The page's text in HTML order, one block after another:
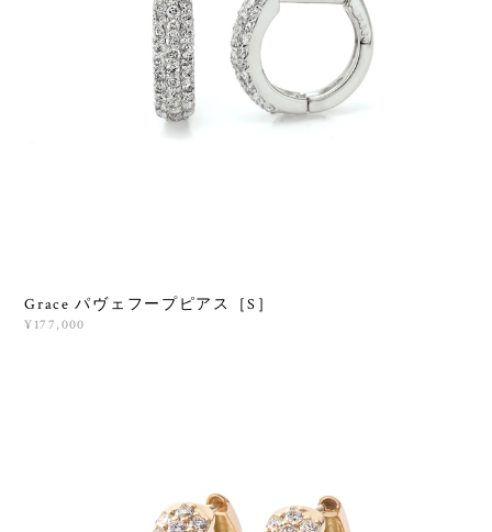
Grace パヴェフープピアス［S］
¥177,000